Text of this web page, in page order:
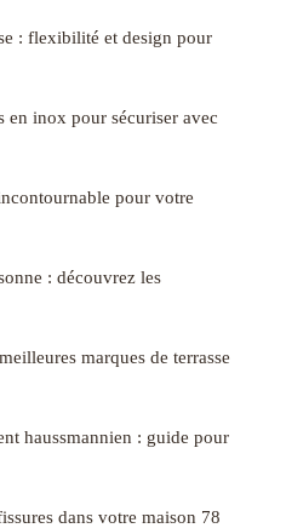
: flexibilité et design pour
en inox pour sécuriser avec
pour votre
: découvrez les
marques de terrasse
haussmannien : guide pour
dans votre maison 78